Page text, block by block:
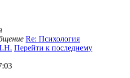
Re: Психология
Перейти к последнему